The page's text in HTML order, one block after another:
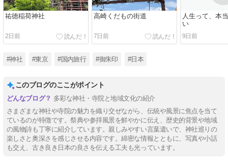
祐徳稲荷神社
2日前
高崎くだもの街道
7日前
人生って、本
い
9日前
#神社 #東京 #国内旅行 #御朱印 #日本
このブログのここがポイント
多彩な神社・寺院と地域文化の紹介
さまざまな神社や寺院の魅力を織り交ぜながら、伝統や風景に焦点を当て
ているのが特徴です。祭典や参拝風景を鮮やかに伝え、歴史的背景や地域
の風物詩も丁寧に紹介しています。親しみやすい言葉遣いで、神社巡りの
楽しさと奥深さを感じさせる内容です。綿密な情報とともに、写真や小話
も交え、古き良き日本の良さを伝える工夫も光っています。